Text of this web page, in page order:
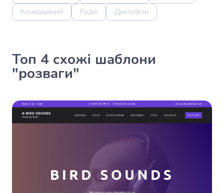
Комерційний
Радіо Диктофон
Топ 4 схожі шаблони
"розваги"